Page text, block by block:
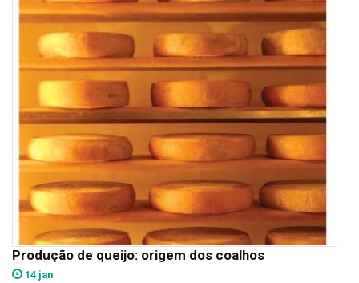
Produção de queijo: origem dos coalhos
14 jan